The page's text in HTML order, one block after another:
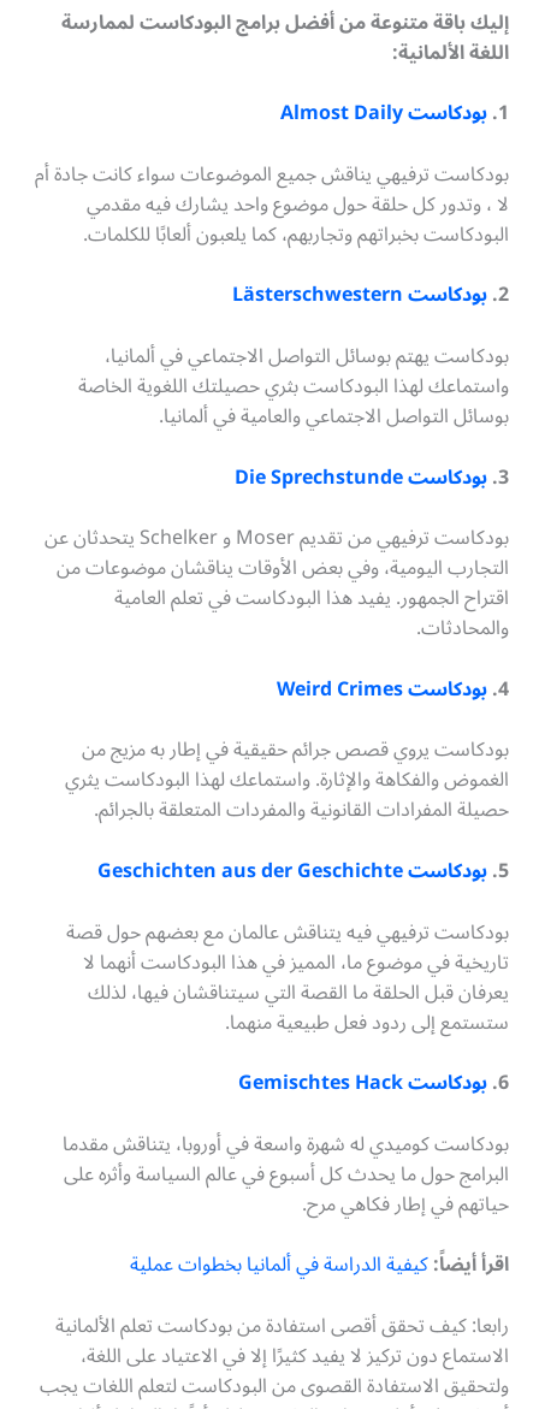
إليك باقة متنوعة من أفضل برامج البودكاست لممارسة
اللغة الألمانية:
1. بودكاست Almost Daily
بودكاست ترفيهي يناقش جميع الموضوعات سواء كانت جادة أم
لا ، وتدور كل حلقة حول موضوع واحد يشارك فيه مقدمي
البودكاست بخبراتهم وتجاربهم، كما يلعبون ألعابًا للكلمات.
2. بودكاست Lästerschwestern
بودكاست يهتم بوسائل التواصل الاجتماعي في ألمانيا،
واستماعك لهذا البودكاست بثري حصيلتك اللغوية الخاصة
بوسائل التواصل الاجتماعي والعامية في ألمانيا.
3. بودكاست Die Sprechstunde
بودكاست ترفيهي من تقديم Moser و Schelker يتحدثان عن
التجارب اليومية، وفي بعض الأوقات يناقشان موضوعات من
اقتراح الجمهور. يفيد هذا البودكاست في تعلم العامية
والمحادثات.
4. بودكاست Weird Crimes
بودكاست يروي قصص جرائم حقيقية في إطار به مزيج من
الغموض والفكاهة والإثارة. واستماعك لهذا البودكاست يثري
حصيلة المفرادات القانونية والمفردات المتعلقة بالجرائم.
5. بودكاست Geschichten aus der Geschichte
بودكاست ترفيهي فيه يتناقش عالمان مع بعضهم حول قصة
تاريخية في موضوع ما، المميز في هذا البودكاست أنهما لا
يعرفان قبل الحلقة ما القصة التي سيتناقشان فيها، لذلك
ستستمع إلى ردود فعل طبيعية منهما.
6. بودكاست Gemischtes Hack
بودكاست كوميدي له شهرة واسعة في أوروبا، يتناقش مقدما
البرامج حول ما يحدث كل أسبوع في عالم السياسة وأثره على
حياتهم في إطار فكاهي مرح.
اقرأ أيضاً:كيفية الدراسة في ألمانيا بخطوات عملية
رابعا: كيف تحقق أقصى استفادة من بودكاست تعلم الألمانية
الاستماع دون تركيز لا يفيد كثيرًا إلا في الاعتياد على اللغة،
ولتحقيق الاستفادة القصوى من البودكاست لتعلم اللغات يجب